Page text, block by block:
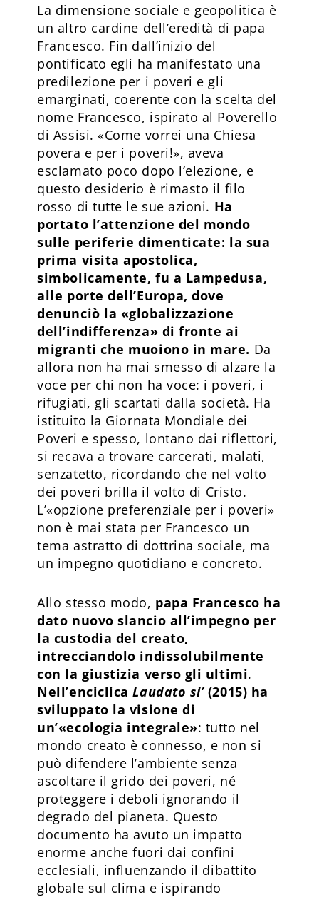
La dimensione sociale e geopolitica è
un altro cardine dell’eredità di papa
Francesco. Fin dall’inizio del
pontificato egli ha manifestato una
predilezione per i poveri e gli
emarginati, coerente con la scelta del
nome Francesco, ispirato al Poverello
di Assisi. «Come vorrei una Chiesa
povera e per i poveri!», aveva
esclamato poco dopo l’elezione, e
questo desiderio è rimasto il filo
rosso di tutte le sue azioni. Ha
portato l’attenzione del mondo
sulle periferie dimenticate: la sua
prima visita apostolica,
simbolicamente, fu a Lampedusa,
alle porte dell’Europa, dove
denunciò la «globalizzazione
dell’indifferenza» di fronte ai
migranti che muoiono in mare. Da
allora non ha mai smesso di alzare la
voce per chi non ha voce: i poveri, i
rifugiati, gli scartati dalla società. Ha
istituito la Giornata Mondiale dei
Poveri e spesso, lontano dai riflettori,
si recava a trovare carcerati, malati,
senzatetto, ricordando che nel volto
dei poveri brilla il volto di Cristo.
L’«opzione preferenziale per i poveri»
non è mai stata per Francesco un
tema astratto di dottrina sociale, ma
un impegno quotidiano e concreto.
Allo stesso modo, papa Francesco ha
dato nuovo slancio all’impegno per
la custodia del creato,
intrecciandolo indissolubilmente
con la giustizia verso gli ultimi.
Nell’enciclicaLaudato si’(2015) ha
sviluppato la visione di
un’«ecologia integrale»: tutto nel
mondo creato è connesso, e non si
può difendere l’ambiente senza
ascoltare il grido dei poveri, né
proteggere i deboli ignorando il
degrado del pianeta. Questo
documento ha avuto un impatto
enorme anche fuori dai confini
ecclesiali, influenzando il dibattito
globale sul clima e ispirando